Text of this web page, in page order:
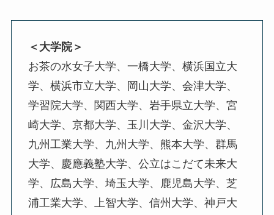
＜大学院＞
お茶の水女子大学、一橋大学、横浜国立大
学、横浜市立大学、岡山大学、会津大学、
学習院大学、関西大学、岩手県立大学、宮
崎大学、京都大学、玉川大学、金沢大学、
九州工業大学、九州大学、熊本大学、群馬
大学、慶應義塾大学、公立はこだて未来大
学、広島大学、埼玉大学、鹿児島大学、芝
浦工業大学、上智大学、信州大学、神戸大